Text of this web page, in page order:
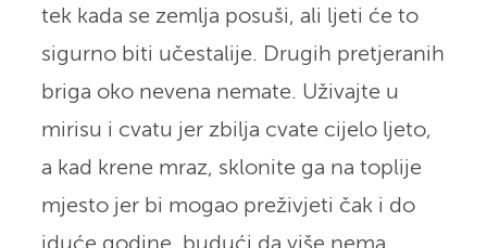
tek kada se zemlja posuši, ali ljeti će to
sigurno biti učestalije. Drugih pretjeranih
briga oko nevena nemate. Uživajte u
mirisu i cvatu jer zbilja cvate cijelo ljeto,
a kad krene mraz, sklonite ga na toplije
mjesto jer bi mogao preživjeti čak i do
iduće godine, budući da više nema